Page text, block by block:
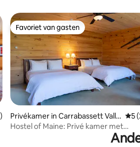
beoordeling van 4,98 uit 5, 223
Favoriet van gasten
Favoriet van gasten
Privékamer in Carrabassett Valle
y
5
Hostel of Maine: Privé kamer met